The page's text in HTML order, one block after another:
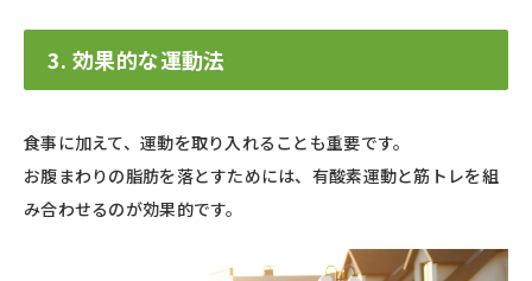
3. 効果的な運動法
食事に加えて、運動を取り入れることも重要です。
お腹まわりの脂肪を落とすためには、有酸素運動と筋トレを組
み合わせるのが効果的です。